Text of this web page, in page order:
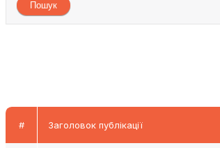
# Заголовок публікації